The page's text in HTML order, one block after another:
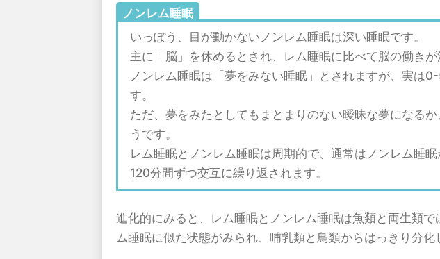
ノンレム睡眠
いっぽう、目が動かないノンレム睡眠は深い睡眠です。
主に「脳」を休めるとされ、レム睡眠に比べて脳の働きが
ノンレム睡眠は「夢をみない睡眠」とされますが、実は
す。
ただ、夢をみたとしてもまとまりのない曖昧な夢になる
うです。
レム睡眠とノンレム睡眠は周期的で、通常はノンレム睡
120分間ずつ交互に繰り返されます。
進化的にみると、レム睡眠とノンレム睡眠は魚類と両生類
ム睡眠に似た状態がみられ、哺乳類と鳥類からはっきり分化